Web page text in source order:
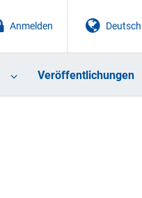
Deutsch
Anmelden
Veröffentlichungen